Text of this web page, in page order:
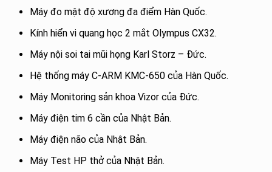
Máy đo mật độ xương đa điểm Hàn Quốc.
Kính hiển vi quang học 2 mắt Olympus CX32.
Máy nội soi tai mũi họng Karl Storz – Đức.
Hệ thống máy C-ARM KMC-650 của Hàn Quốc.
Máy Monitoring sản khoa Vizor của Đức.
Máy điện tim 6 cần của Nhật Bản.
Máy điện não của Nhật Bản.
Máy Test HP thở của Nhật Bản.